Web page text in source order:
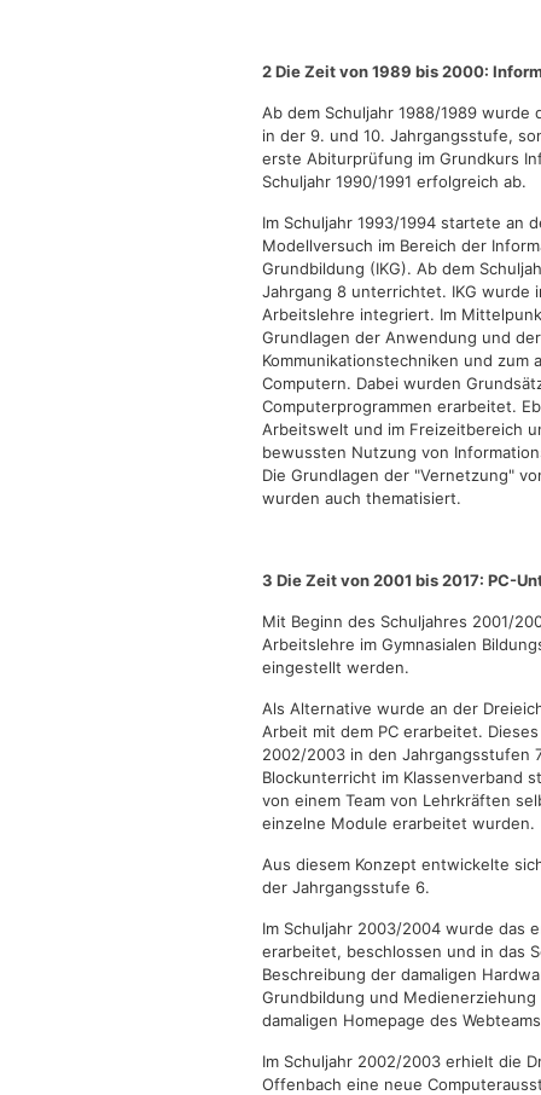
2 Die Zeit von 1989 bis 2000:
Ab dem Schuljahr 1988/1989 wurde
in der 9. und 10. Jahrgangsstufe,
erste Abiturprüfung im Grundkurs
Schuljahr 1990/1991 erfolgreich ab.
Im Schuljahr 1993/1994 startete an
Modellversuch im Bereich der
Grundbildung (IKG). Ab dem
Jahrgang 8 unterrichtet. IKG wurde
Arbeitslehre integriert. Im
Grundlagen der Anwendung und
Kommunikationstechniken und zum
Computern. Dabei wurden
Computerprogrammen erarbeitet.
Arbeitswelt und im Freizeitbereich
bewussten Nutzung von
Die Grundlagen der "Vernetzung"
wurden auch thematisiert.
3 Die Zeit von 2001 bis 2017: PC-
Mit Beginn des Schuljahres 2001/
Arbeitslehre im Gymnasialen
eingestellt werden.
Als Alternative wurde an der
Arbeit mit dem PC erarbeitet.
2002/2003 in den Jahrgangsstufen
Blockunterricht im Klassenverband
von einem Team von Lehrkräften
einzelne Module erarbeitet wurden.
Aus diesem Konzept entwickelte
der Jahrgangsstufe 6.
Im Schuljahr 2003/2004 wurde das
erarbeitet, beschlossen und in das
Beschreibung der damaligen
Grundbildung und
damaligen Homepage des
Im Schuljahr 2002/2003 erhielt die
Offenbach eine neue